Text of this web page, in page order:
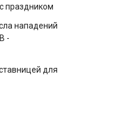
праздником
нападений
-
для